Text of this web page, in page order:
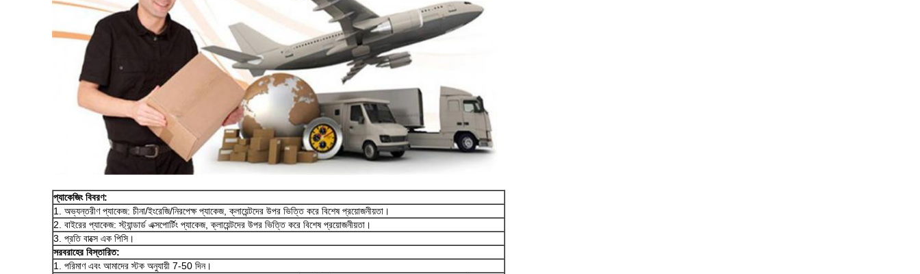
প্যাকেজিং বিবরণ:
1. অভ্যন্তরীণ প্যাকেজ: চীনা/ইংরেজি/নিরপেক্ষ প্যাকেজ, ক্লায়েন্টদের উপর ভিত্তি করে বিশেষ প্রয়োজনীয়তা।
2. বাইরের প্যাকেজ: স্ট্যান্ডার্ড এক্সপোর্টিং প্যাকেজ, ক্লায়েন্টদের উপর ভিত্তি করে বিশেষ প্রয়োজনীয়তা।
3. প্রতি বাক্সে এক পিসি।
সরবরাহের বিস্তারিত:
1. পরিমাণ এবং আমাদের স্টক অনুযায়ী 7-50 দিন।